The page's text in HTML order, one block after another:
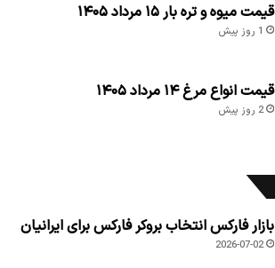
قیمت میوه و تره بار ۱۵ مرداد ۱۴۰۵
1 روز پیش
قیمت انواع مرغ ۱۴ مرداد ۱۴۰۵
2 روز پیش
بازار فارکس انتخاب بروکر فارکس برای ایرانیان
2026-07-02